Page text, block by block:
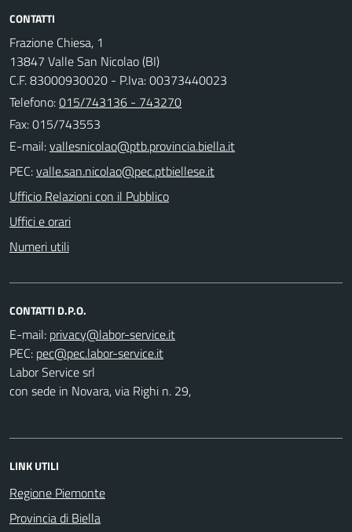
CONTATTI
Frazione Chiesa, 1
13847 Valle San Nicolao (BI)
C.F. 83000930020 - P.Iva: 00373440023
Telefono:015/743136 - 743270
Fax: 015/743553
E-mail:
PEC:
Ufficio Relazioni con il Pubblico
Uffici e orari
Numeri utili
CONTATTI D.P.O.
E-mail:
PEC:
Labor Service srl
con sede in Novara, via Righi n. 29,
LINK UTILI
Regione Piemonte
Provincia di Biella